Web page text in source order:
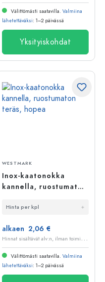
Välittömästi saatavilla. Valmiina
lähetettäväksi: 1–2 päivässä
Yksityiskohdat
WESTMARK
Inox-kaatonokka
kannella, ruostumaton
Hinta per kpl
alkaen 2,06 €
H
innat sisältävät alv:n, ilman toimituskuluja
Välittömästi saatavilla. Valmiina
lähetettäväksi: 1–2 päivässä